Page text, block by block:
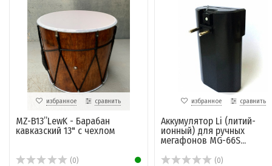
избранное сравнить
MZ-B13’’LewK - Барабан
кавказский 13" с чехлом
(0)
избранное сравнить
Аккумулятор Li (литий-
ионный) для ручных
мегафонов MG-66S...
(0)